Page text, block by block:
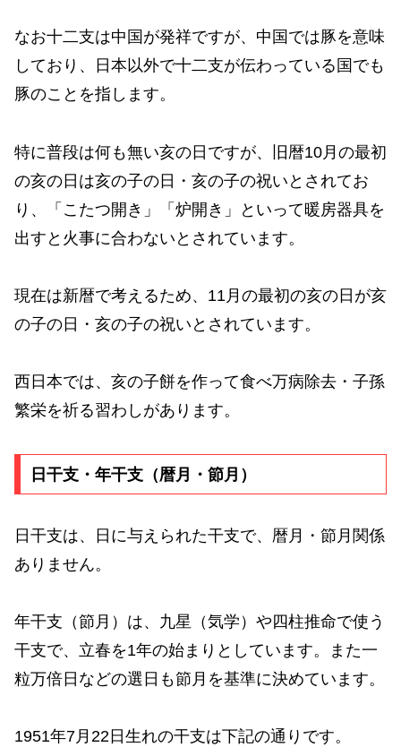
なお十二支は中国が発祥ですが、中国では豚を意味
しており、日本以外で十二支が伝わっている国でも
豚のことを指します。
特に普段は何も無い亥の日ですが、旧暦10月の最初
の亥の日は亥の子の日・亥の子の祝いとされてお
り、「こたつ開き」「炉開き」といって暖房器具を
出すと火事に合わないとされています。
現在は新暦で考えるため、11月の最初の亥の日が亥
の子の日・亥の子の祝いとされています。
西日本では、亥の子餅を作って食べ万病除去・子孫
繁栄を祈る習わしがあります。
日干支・年干支（暦月・節月）
日干支は、日に与えられた干支で、暦月・節月関係
ありません。
年干支（節月）は、九星（気学）や四柱推命で使う
干支で、立春を1年の始まりとしています。また一
粒万倍日などの選日も節月を基準に決めています。
1951年7月22日生れの干支は下記の通りです。